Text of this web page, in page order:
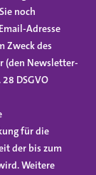
noch
Adresse
Zweck des
(den Newsletter-
DSGVO
für die
der bis zum
Weitere